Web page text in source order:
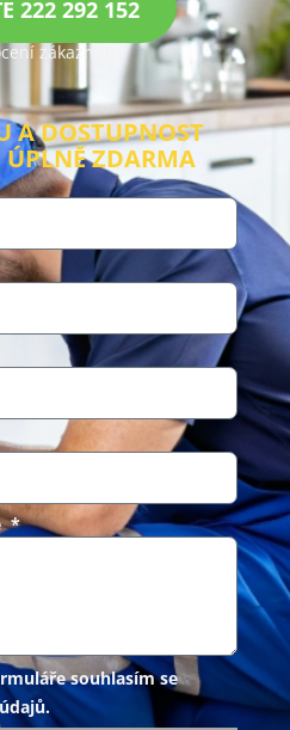
222 292 152
zákazníků
A DOSTUPNOST
ÚPLNĚ ZDARMA
*
souhlasím se